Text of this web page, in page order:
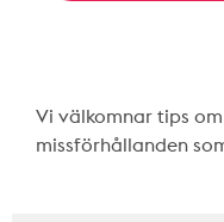
Vi välkomnar tips
missförhållanden